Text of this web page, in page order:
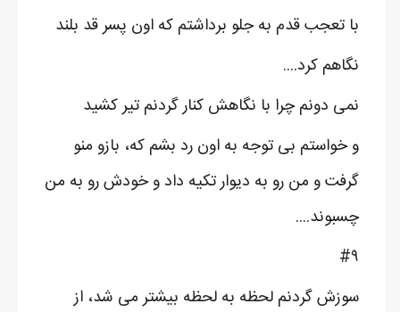
با تعجب قدم به جلو برداشتم که اون پسر قد بلند
نگاهم کرد....
نمی دونم چرا با نگاهش کنار گردنم تیر کشید
و خواستم بی توجه به اون رد بشم که، بازو منو
گرفت و من رو به دیوار تکیه داد و خودش رو به من
چسبوند....
#۹
سوزش گردنم لحظه به لحظه بیشتر می شد، از